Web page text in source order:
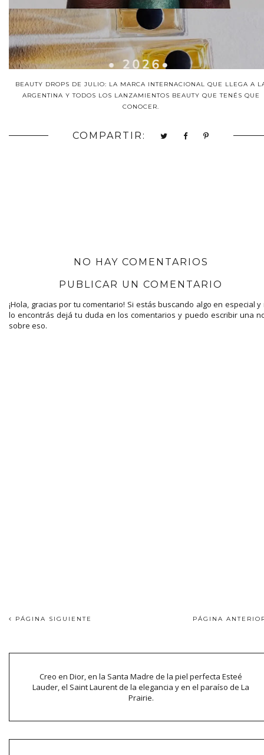
BEAUTY DROPS DE JULIO: LA MARCA INTERNACIONAL QUE LLEGA A
ARGENTINA Y TODOS LOS LANZAMIENTOS BEAUTY QUE TENÉS QUE
CONOCER.
COMPARTIR:
NO HAY COMENTARIOS
PUBLICAR UN COMENTARIO
¡Hola, gracias por tu comentario! Si estás buscando algo en especial y
lo encontrás dejá tu duda en los comentarios y puedo escribir una
sobre eso.
PÁGINA SIGUIENTE PÁGINA
Creo en Dior, en la Santa Madre de la piel perfecta Esteé
Lauder, el Saint Laurent de la elegancia y en el paraíso de La
Prairie.